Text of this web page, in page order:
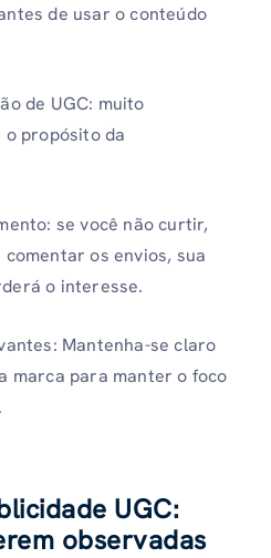
de usar o conteúdo
de UGC: muito
o propósito da
se você não curtir,
os envios, sua
o interesse.
Mantenha-se claro
marca para manter o foco
UGC:
observadas